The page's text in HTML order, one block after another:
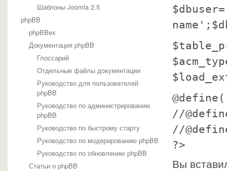
Шаблоны Joomla 2.5
phpBB
phpBBex
Документация phpBB
Глоссарий
Отдельные файлы документации
Руководство для пользователей
phpBB
Руководство по администрированию
phpBB
Руководство по быстрому старту
Руководство по модерированию phpBB
Руководство по обновлению phpBB
Статьи о phpBB
//
//
?>
Вы